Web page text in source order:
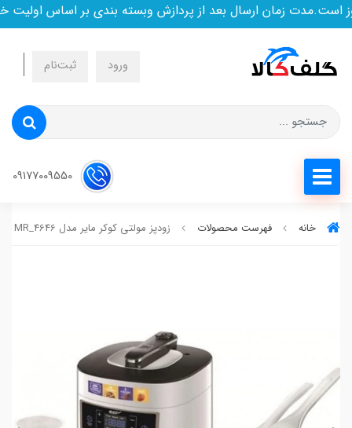
زمان ارسال بعد از پردازش وبسته بندی بر اساس اولیت
ورود ثبت‌نام
خانه فهرست محصولات زودپز مولتی کوکر مایر مدل MR_4646